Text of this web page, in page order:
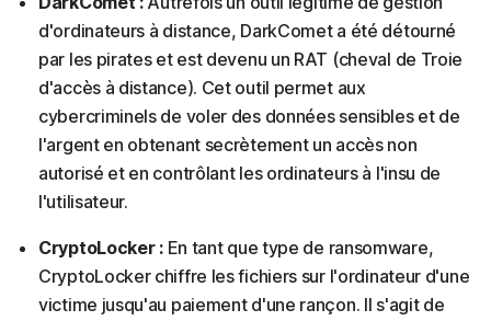
d'ordinateurs à distance, DarkComet a été détourné
par les pirates et est devenu un RAT (cheval de Troie
d'accès à distance). Cet outil permet aux
cybercriminels de voler des données sensibles et de
l'argent en obtenant secrètement un accès non
autorisé et en contrôlant les ordinateurs à l'insu de
l'utilisateur.
CryptoLocker :En tant que type de ransomware,
CryptoLocker chiffre les fichiers sur l'ordinateur d'une
victime jusqu'au paiement d'une rançon. Il s'agit de